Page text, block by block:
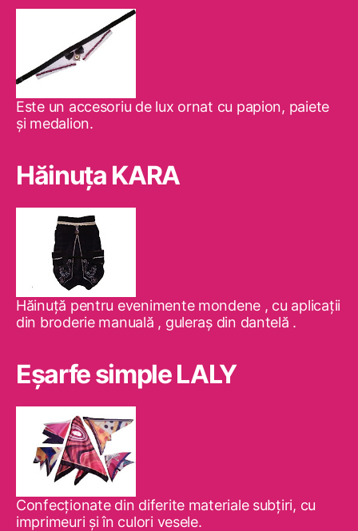
Este un accesoriu de lux ornat cu papion, paiete
şi medalion.
Hăinuţa KARA
Hăinuţă pentru evenimente mondene , cu aplicaţii
din broderie manuală , guleraş din dantelă .
Eşarfe simple LALY
Confecţionate din diferite materiale subţiri, cu
imprimeuri şi în culori vesele.